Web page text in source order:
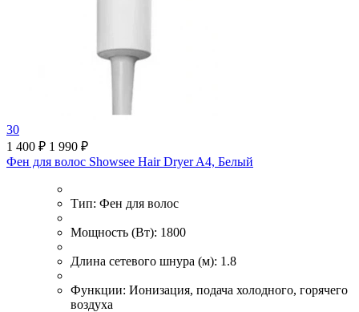
30
1 400 ₽ 1 990 ₽
Фен для волос Showsee Hair Dryer A4, Белый
Тип: Фен для волос
Мощность (Вт): 1800
Длина сетевого шнура (м): 1.8
Функции: Ионизация, подача холодного, горячего
воздуха